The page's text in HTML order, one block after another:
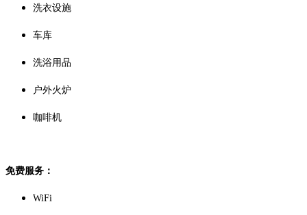
洗衣设施
车库
洗浴用品
户外火炉
咖啡机
免费服务：
WiFi